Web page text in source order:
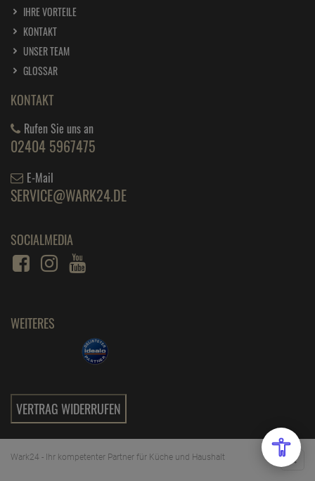
IHRE VORTEILE
KONTAKT
UNSER TEAM
GLOSSAR
KONTAKT
Rufen Sie uns an
02404 5967475
E-Mail
SERVICE@WARK24.DE
SOCIALMEDIA
WEITERES
VERTRAG WIDERRUFEN
Wark24 - Ihr kompetenter Partner für Küche und Haushalt